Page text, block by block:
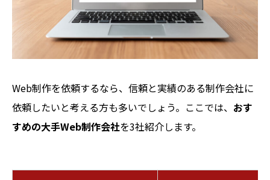
Web制作を依頼するなら、信頼と実績のある制作会社に
依頼したいと考える方も多いでしょう。ここでは、 おす
すめの大手Web制作会社を3社紹介します。